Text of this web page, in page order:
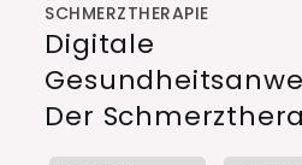
SCHMERZTHERAPIE
Digitale
Der